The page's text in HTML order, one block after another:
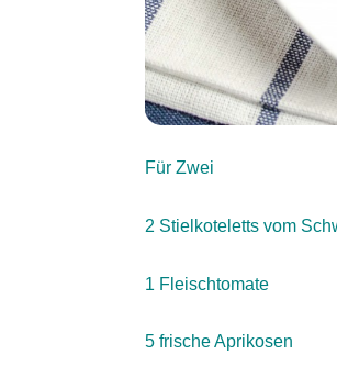
Für Zwei
2 Stielkoteletts vom
1 Fleischtomate
5 frische Aprikosen